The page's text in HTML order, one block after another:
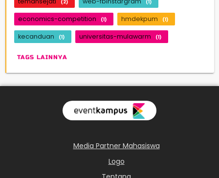
(2) (1)
economics-competition (1) hmdekpum (1)
kecanduan (1) universitas-mulawarm (1)
TAGS LAINNYA
Media Partner Mahasiswa
Logo